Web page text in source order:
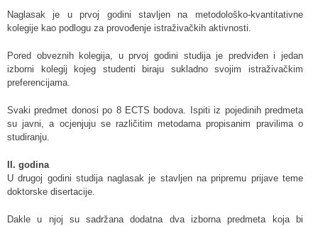
Naglasak je u prvoj godini stavljen na metodološko-kvantitativne
kolegije kao podlogu za provođenje istraživačkih aktivnosti.
Pored obveznih kolegija, u prvoj godini studija je predviđen i jedan
izborni kolegij kojeg studenti biraju sukladno svojim istraživačkim
preferencijama.
Svaki predmet donosi po 8 ECTS bodova. Ispiti iz pojedinih predmeta
su javni, a ocjenjuju se različitim metodama propisanim pravilima o
studiranju.
II. godina
U drugoj godini studija naglasak je stavljen na pripremu prijave teme
doktorske disertacije.
Dakle u njoj su sadržana dodatna dva izborna predmeta koja bi